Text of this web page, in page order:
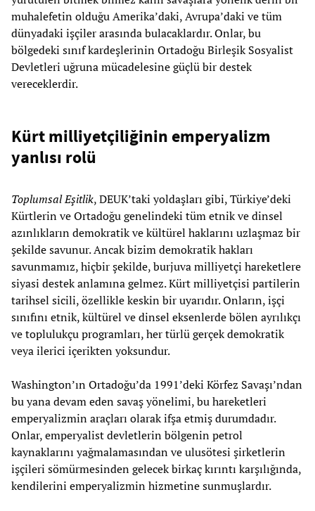
muhalefetin olduğu Amerika’daki, Avrupa’daki ve tüm
dünyadaki işçiler arasında bulacaklardır. Onlar, bu
bölgedeki sınıf kardeşlerinin Ortadoğu Birleşik Sosyalist
Devletleri uğruna mücadelesine güçlü bir destek
vereceklerdir.
Kürt milliyetçiliğinin emperyalizm
yanlısı rolü
Toplumsal Eşitlik, DEUK’taki yoldaşları gibi, Türkiye’deki
Kürtlerin ve Ortadoğu genelindeki tüm etnik ve dinsel
azınlıkların demokratik ve kültürel haklarını uzlaşmaz bir
şekilde savunur. Ancak bizim demokratik hakları
savunmamız, hiçbir şekilde, burjuva milliyetçi hareketlere
siyasi destek anlamına gelmez. Kürt milliyetçisi partilerin
tarihsel sicili, özellikle keskin bir uyarıdır. Onların, işçi
sınıfını etnik, kültürel ve dinsel eksenlerde bölen ayrılıkçı
ve toplulukçu programları, her türlü gerçek demokratik
veya ilerici içerikten yoksundur.
Washington’ın Ortadoğu’da 1991’deki Körfez Savaşı’ndan
bu yana devam eden savaş yönelimi, bu hareketleri
emperyalizmin araçları olarak ifşa etmiş durumdadır.
Onlar, emperyalist devletlerin bölgenin petrol
kaynaklarını yağmalamasından ve ulusötesi şirketlerin
işçileri sömürmesinden gelecek birkaç kırıntı karşılığında,
kendilerini emperyalizmin hizmetine sunmuşlardır.